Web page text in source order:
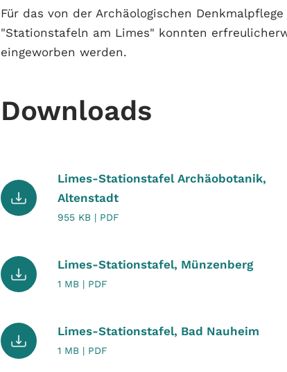
Für das von der Archäologischen
"Stationstafeln am Limes" konnten
eingeworben werden.
Downloads
Limes-Stationstafel Archäobotanik,
Altenstadt
955 KB | PDF
Limes-Stationstafel, Münzenberg
1 MB | PDF
Limes-Stationstafel, Bad Nauheim
1 MB | PDF